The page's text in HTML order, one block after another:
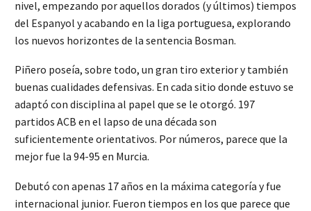
nivel, empezando por aquellos dorados (y últimos) tiempos
del Espanyol y acabando en la liga portuguesa, explorando
los nuevos horizontes de la sentencia Bosman.
Piñero poseía, sobre todo, un gran tiro exterior y también
buenas cualidades defensivas. En cada sitio donde estuvo se
adaptó con disciplina al papel que se le otorgó. 197
partidos ACB en el lapso de una década son
suficientemente orientativos. Por números, parece que la
mejor fue la 94-95 en Murcia.
Debutó con apenas 17 años en la máxima categoría y fue
internacional junior. Fueron tiempos en los que parece que